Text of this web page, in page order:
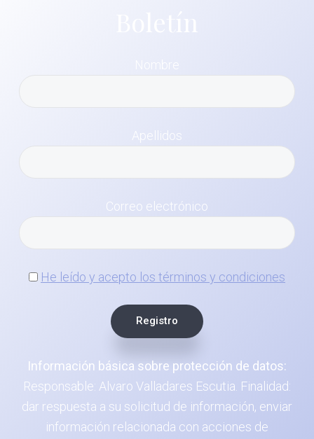
Apellidos
Correo electrónico
He leído y acepto los términos y condiciones
Información básica sobre protección de datos:
Responsable: Alvaro Valladares Escutia. Finalidad:
dar respuesta a su solicitud de información, enviar
información relacionada con acciones de